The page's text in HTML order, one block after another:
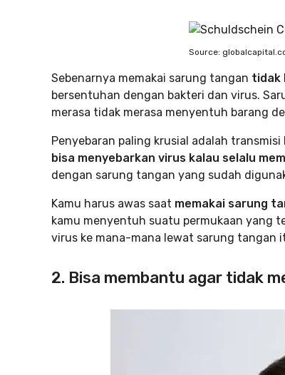
Source:
Sebenarnya memakai sarung tangan tidak
bersentuhan dengan bakteri dan virus.
merasa tidak merasa menyentuh barang
Penyebaran paling krusial adalah
bisa menyebarkan virus kalau selalu
dengan sarung tangan yang sudah
Kamu harus awas saat memakai sarung
kamu menyentuh suatu permukaan yang
virus ke mana-mana lewat sarung tangan
2. Bisa membantu agar tidak